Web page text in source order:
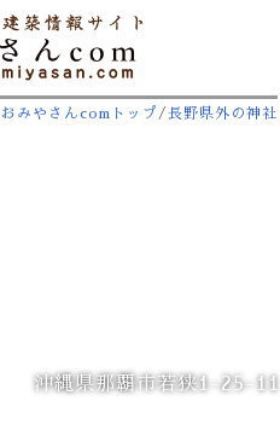
おみやさんcomトップ /長野県外の神社
沖縄県那覇市若狭1-25-11